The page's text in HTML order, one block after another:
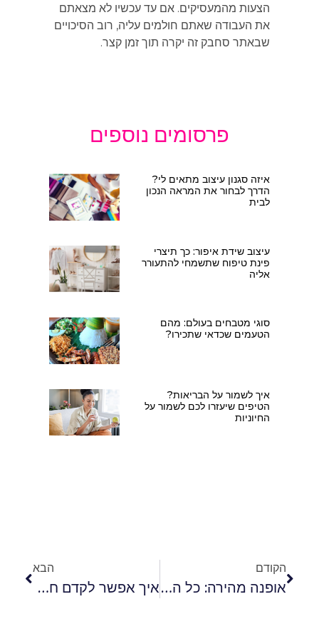
הצעות מהמעסיקים. אם עד עכשיו לא מצאתם
את העבודה שאתם חולמים עליה, רוב הסיכויים
שבאתר סחבק זה יקרה תוך זמן קצר.
פרסומים נוספים
איזה סגנון עיצוב מתאים לי?
הדרך לבחור את המראה הנכון
לבית
עיצוב שידת איפור: כך תיצרי
פינת טיפוח שתשמחי להתעורר
אליה
סוגי מטבחים בעולם: מהם
הטעמים שכדאי שתכירו?
איך לשמור על הבריאות?
הטיפים שיעזרו לכם לשמור על
החיוניות
הקודם
אופנה מהירה: כל הטיפים לקנייה באתר שיין
הבא
איך אפשר לקדם חנות אופנה אינטרנטית?